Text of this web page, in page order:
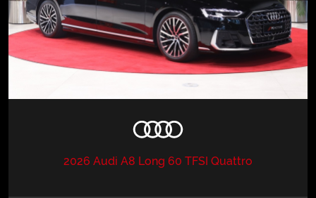
2026 Audi A8 Long 60 TFSI Quattro